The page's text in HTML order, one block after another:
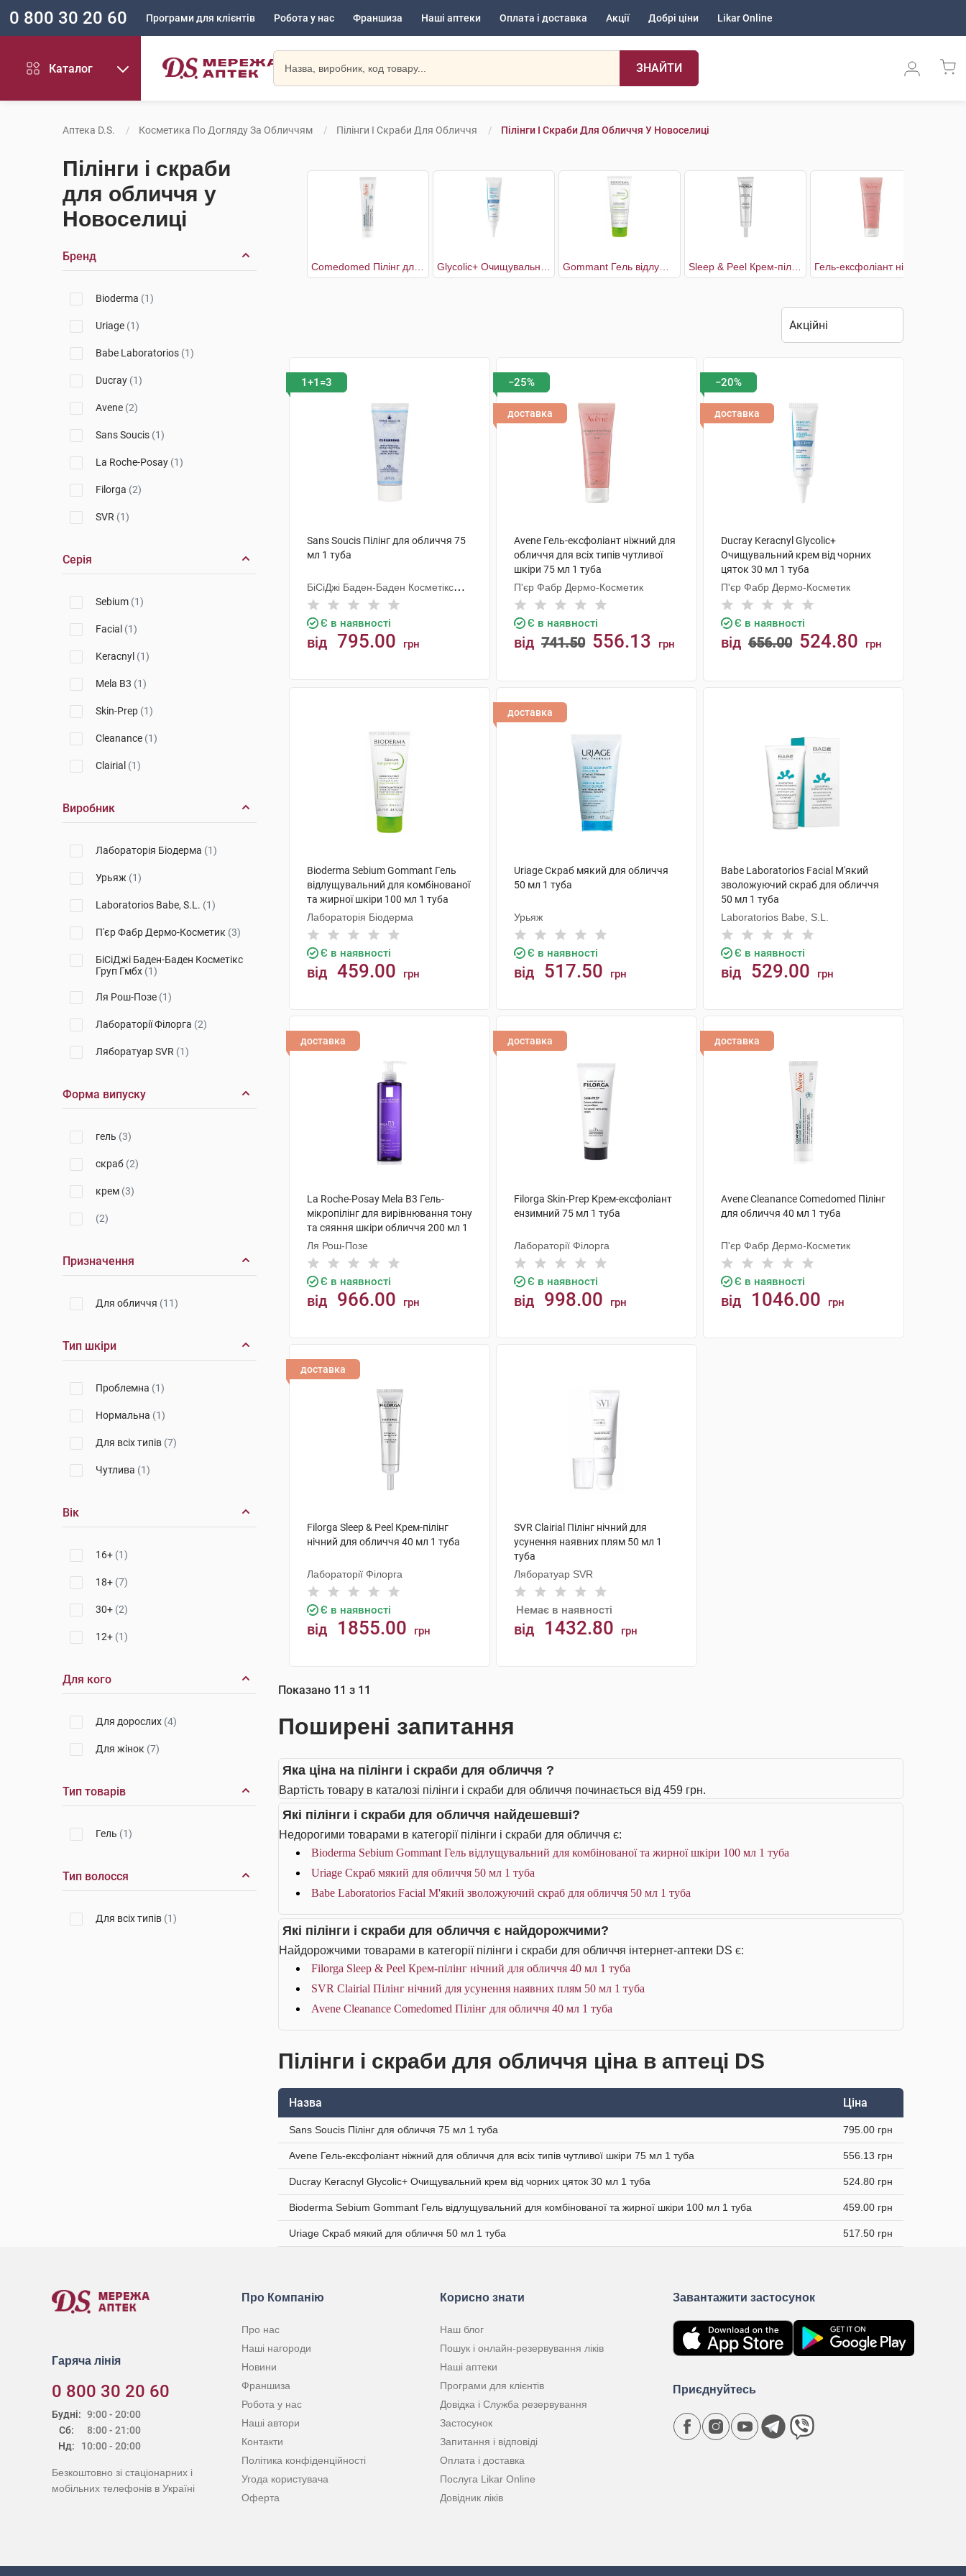
0 800 30 20 60 Програми для клієнтів Робота у нас Франшиза Наші аптеки Оплата і доставка Акції Добрі ціни Likar Online
Каталог ЗНАЙТИ
Аптека D.S. Косметика По Догляду За Обличчям Пілінги І Скраби Для Обличчя Пілінги І Скраби Для Обличчя У Новоселиці
Пілінги і скраби
для обличчя у
Новоселиці
Бренд
Bioderma (1)
Uriage (1)
Babe Laboratorios (1)
Ducray (1)
Avene (2)
Sans Soucis (1)
La Roche-Posay (1)
Filorga (2)
SVR (1)
Серія
Sebium (1)
Facial (1)
Keracnyl (1)
Mela B3 (1)
Skin-Prep (1)
Cleanance (1)
Clairial (1)
Виробник
Лабораторія Біодерма (1)
Урьяж (1)
Laboratorios Babe, S.L. (1)
П'єр Фабр Дермо-Косметик (3)
БіСіДжі Баден-Баден Косметікс
Груп Гмбх (1)
Ля Рош-Позе (1)
Лабораторії Філорга (2)
Ляборатуар SVR (1)
Форма випуску
гель (3)
скраб (2)
крем (3)
(2)
Призначення
Для обличчя (11)
Тип шкіри
Проблемна (1)
Нормальна (1)
Для всіх типів (7)
Чутлива (1)
Вік
16+ (1)
18+ (7)
30+ (2)
12+ (1)
Для кого
Для дорослих (4)
Для жінок (7)
Тип товарів
Гель (1)
Тип волосся
Для всіх типів (1)
1+1=3
Sans Soucis Пілінг для обличчя 75
мл 1 туба
БіСіДжі Баден-Баден Косметікс
Груп Гмбх
Є в наявності
від 795.00 грн
−25%
доставка
Avene Гель-ексфоліант ніжний для
обличчя для всіх типів чутливої
шкіри 75 мл 1 туба
П'єр Фабр Дермо-Косметик
Є в наявності
від 741.50 556.13 грн
−20%
доставка
Ducray Keracnyl Glycolic+
Очищувальний крем від чорних
цяток 30 мл 1 туба
П'єр Фабр Дермо-Косметик
Є в наявності
від 656.00 524.80 грн
Bioderma Sebium Gommant Гель
відлущувальний для комбінованої
та жирної шкіри 100 мл 1 туба
Лабораторія Біодерма
Є в наявності
від 459.00 грн
доставка
Uriage Скраб мякий для обличчя
50 мл 1 туба
Урьяж
Є в наявності
від 517.50 грн
Babe Laboratorios Facial М'який
зволожуючий скраб для обличчя
50 мл 1 туба
Laboratorios Babe, S.L.
Є в наявності
від 529.00 грн
доставка
La Roche-Posay Mela B3 Гель-
мікропілінг для вирівнювання тону
та сяяння шкіри обличчя 200 мл 1
флакон
Ля Рош-Позе
Є в наявності
від 966.00 грн
доставка
Filorga Skin-Prep Крем-ексфоліант
ензимний 75 мл 1 туба
Лабораторії Філорга
Є в наявності
від 998.00 грн
доставка
Avene Cleanance Comedomed Пілінг
для обличчя 40 мл 1 туба
П'єр Фабр Дермо-Косметик
Є в наявності
від 1046.00 грн
доставка
Filorga Sleep & Peel Крем-пілінг
нічний для обличчя 40 мл 1 туба
Лабораторії Філорга
Є в наявності
від 1855.00 грн
SVR Clairial Пілінг нічний для
усунення наявних плям 50 мл 1
туба
Ляборатуар SVR
Немає в наявності
від 1432.80 грн
Показано 11 з 11
Поширені запитання
Яка ціна на пілінги і скраби для обличчя ?
Вартість товару в каталозі пілінги і скраби для обличчя починається від 459 грн.
Які пілінги і скраби для обличчя найдешевші?
Недорогими товарами в категорії пілінги і скраби для обличчя є:
Bioderma Sebium Gommant Гель відлущувальний для комбінованої та жирної шкіри 100 мл 1 туба
Uriage Скраб мякий для обличчя 50 мл 1 туба
Babe Laboratorios Facial М'який зволожуючий скраб для обличчя 50 мл 1 туба
Які пілінги і скраби для обличчя є найдорожчими?
Найдорожчими товарами в категорії пілінги і скраби для обличчя інтернет-аптеки DS є:
Filorga Sleep & Peel Крем-пілінг нічний для обличчя 40 мл 1 туба
SVR Clairial Пілінг нічний для усунення наявних плям 50 мл 1 туба
Avene Cleanance Comedomed Пілінг для обличчя 40 мл 1 туба
Пілінги і скраби для обличчя ціна в аптеці DS
Назва Ціна
Sans Soucis Пілінг для обличчя 75 мл 1 туба 795.00 грн
Avene Гель-ексфоліант ніжний для обличчя для всіх типів чутливої шкіри 75 мл 1 туба 556.13 грн
Ducray Keracnyl Glycolic+ Очищувальний крем від чорних цяток 30 мл 1 туба 524.80 грн
Bioderma Sebium Gommant Гель відлущувальний для комбінованої та жирної шкіри 100 мл 1 туба 459.00 грн
Uriage Скраб мякий для обличчя 50 мл 1 туба 517.50 грн
Гаряча лінія
0 800 30 20 60
Будні:
Сб:
Нд:
9:00 - 20:00
8:00 - 21:00
10:00 - 20:00
Безкоштовно зі стаціонарних і
мобільних телефонів в Україні
Про Компанію
Про нас
Наші нагороди
Новини
Франшиза
Робота у нас
Наші автори
Контакти
Політика конфіденційності
Угода користувача
Оферта
Корисно знати
Наш блог
Пошук і онлайн-резервування ліків
Наші аптеки
Програми для клієнтів
Довідка і Служба резервування
Застосунок
Запитання і відповіді
Оплата і доставка
Послуга Likar Online
Довідник ліків
Завантажити застосунок
Приєднуйтесь